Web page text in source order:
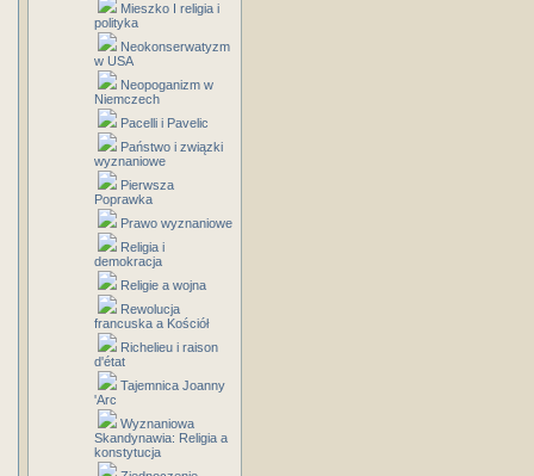
Mieszko I religia i
polityka
Neokonserwatyzm
w USA
Neopoganizm w
Niemczech
Pacelli i Pavelic
Państwo i związki
wyznaniowe
Pierwsza
Poprawka
Prawo wyznaniowe
Religia i
demokracja
Religie a wojna
Rewolucja
francuska a Kościół
Richelieu i raison
d'état
Tajemnica Joanny
'Arc
Wyznaniowa
Skandynawia: Religia a
konstytucja